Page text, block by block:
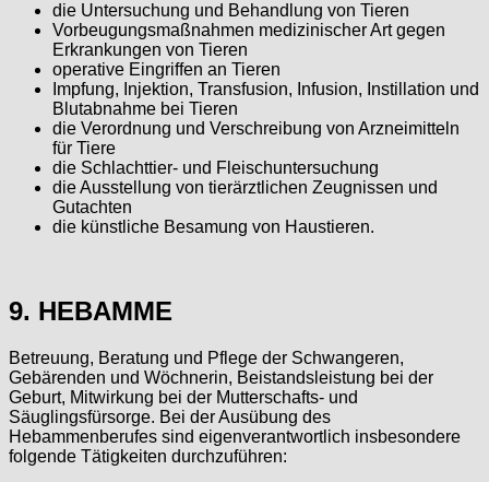
die Untersuchung und Behandlung von Tieren
Vorbeugungsmaßnahmen medizinischer Art gegen
Erkrankungen von Tieren
operative Eingriffen an Tieren
Impfung, Injektion, Transfusion, Infusion, Instillation und
Blutabnahme bei Tieren
die Verordnung und Verschreibung von Arzneimitteln
für Tiere
die Schlachttier- und Fleischuntersuchung
die Ausstellung von tierärztlichen Zeugnissen und
Gutachten
die künstliche Besamung von Haustieren.
9. HEBAMME
Betreuung, Beratung und Pflege der Schwangeren,
Gebärenden und Wöchnerin, Beistandsleistung bei der
Geburt, Mitwirkung bei der Mutterschafts- und
Säuglingsfürsorge. Bei der Ausübung des
Hebammenberufes sind eigenverantwortlich insbesondere
folgende Tätigkeiten durchzuführen: